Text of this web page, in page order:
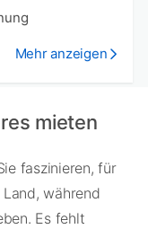
Mehr anzeigen
mieten
faszinieren, für
während
Es fehlt